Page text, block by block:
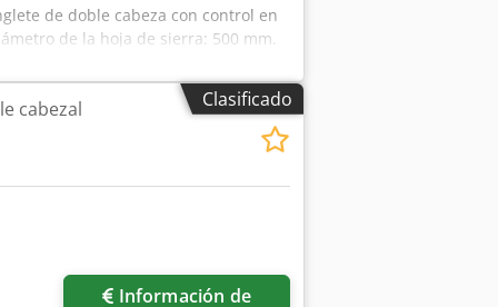
de doble cabeza con control en
de la hoja de sierra: 500 mm.
Clasificado
cabezal